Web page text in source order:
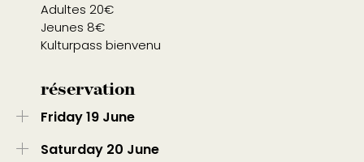
Adultes 20€
Jeunes 8€
Kulturpass bienvenu
réservation
Friday 19 June
Saturday 20 June